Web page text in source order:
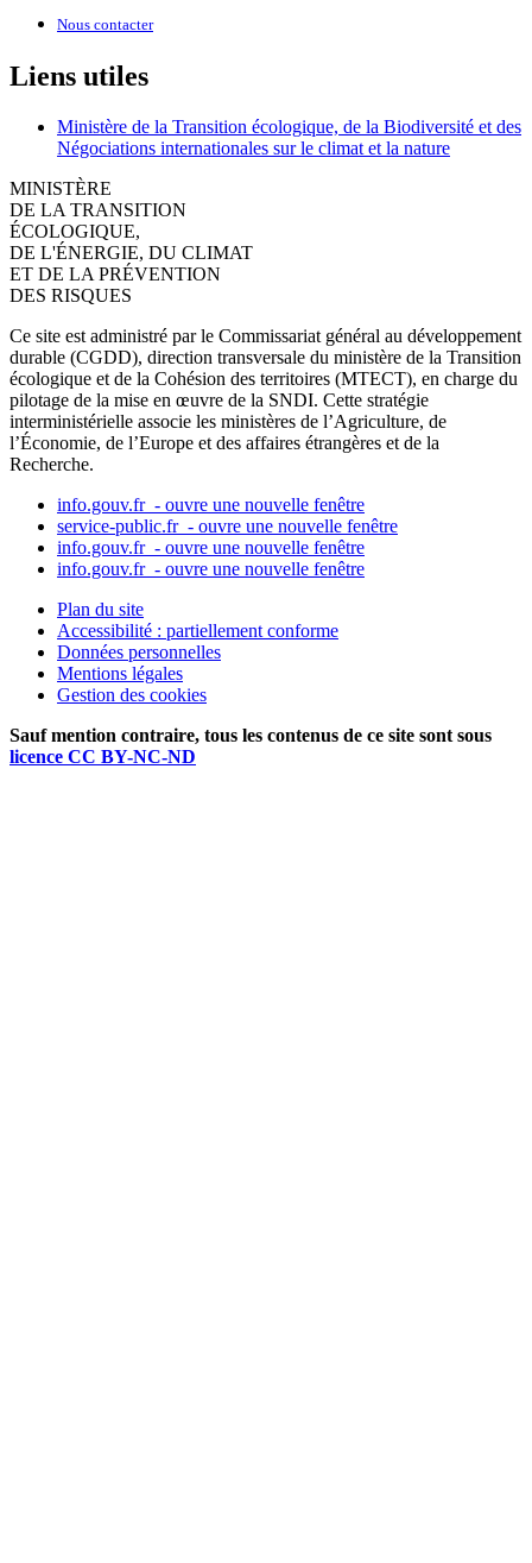
Nous contacter
Liens utiles
Ministère de la Transition écologique, de la Biodiversité et des
Négociations internationales sur le climat et la nature
MINISTÈRE
DE LA TRANSITION
ÉCOLOGIQUE,
DE L'ÉNERGIE, DU CLIMAT
ET DE LA PRÉVENTION
DES RISQUES
Ce site est administré par le Commissariat général au développement
durable (CGDD), direction transversale du ministère de la Transition
écologique et de la Cohésion des territoires (MTECT), en charge du
pilotage de la mise en œuvre de la SNDI. Cette stratégie
interministérielle associe les ministères de l’Agriculture, de
l’Économie, de l’Europe et des affaires étrangères et de la
Recherche.
info.gouv.fr - ouvre une nouvelle fenêtre
service-public.fr - ouvre une nouvelle fenêtre
info.gouv.fr - ouvre une nouvelle fenêtre
info.gouv.fr - ouvre une nouvelle fenêtre
Plan du site
Accessibilité : partiellement conforme
Données personnelles
Mentions légales
Gestion des cookies
Sauf mention contraire, tous les contenus de ce site sont sous
licence CC BY-NC-ND